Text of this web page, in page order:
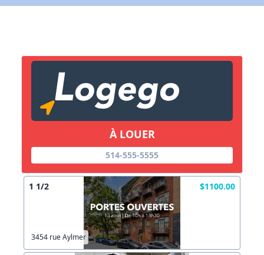
À LOUER
514-555-5555
1 1/2 $1100.00
3454 rue Aylmer
Copier lien